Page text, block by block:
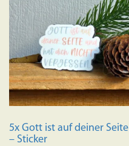
5x Gott ist auf deiner Seite
– Sticker